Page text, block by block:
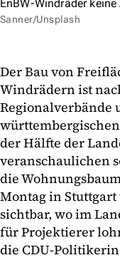
EnBW-Windräder
Sanner/Unsplash
Der Bau von
Windrädern ist
Regionalverbände
der Hälfte der
veranschaulichen
die
Montag in
sichtbar, wo im
für Projektierer
die CDU-